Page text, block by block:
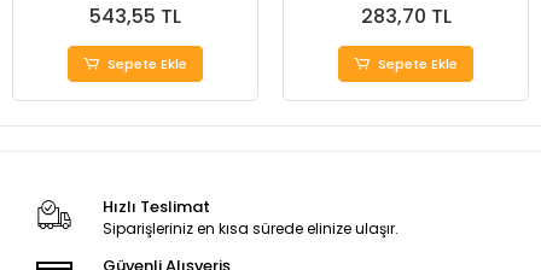
543,55 TL
Sepete Ekle
283,70 TL
Sepete Ekle
Hızlı Teslimat
Siparişleriniz en kısa sürede elinize ulaşır.